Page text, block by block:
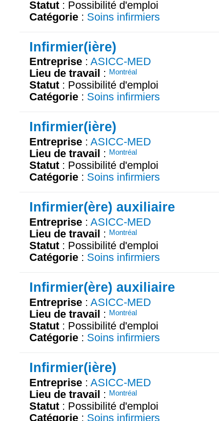
Statut : Possibilité d'emploi
Catégorie : Soins infirmiers
Infirmier(ière)
Entreprise : ASICC-MED
Lieu de travail : Montréal
Statut : Possibilité d'emploi
Catégorie : Soins infirmiers
Infirmier(ière)
Entreprise : ASICC-MED
Lieu de travail : Montréal
Statut : Possibilité d'emploi
Catégorie : Soins infirmiers
Infirmier(ère) auxiliaire
Entreprise : ASICC-MED
Lieu de travail : Montréal
Statut : Possibilité d'emploi
Catégorie : Soins infirmiers
Infirmier(ère) auxiliaire
Entreprise : ASICC-MED
Lieu de travail : Montréal
Statut : Possibilité d'emploi
Catégorie : Soins infirmiers
Infirmier(ière)
Entreprise : ASICC-MED
Lieu de travail : Montréal
Statut : Possibilité d'emploi
Catégorie : Soins infirmiers